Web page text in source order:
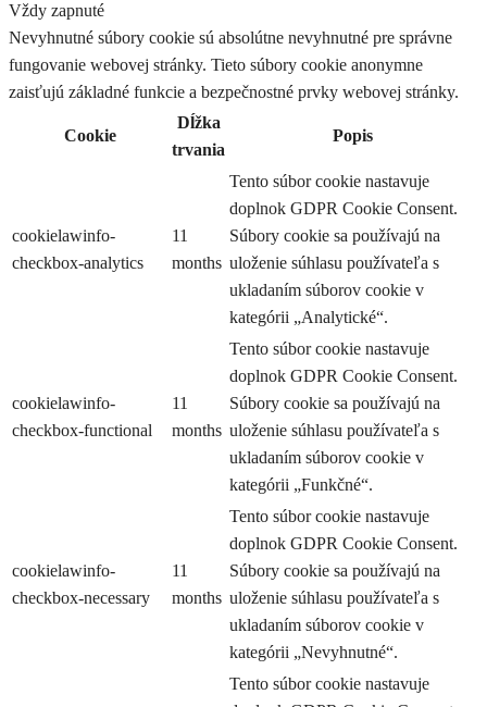
Vždy zapnuté
Nevyhnutné súbory cookie sú absolútne nevyhnutné pre správne
fungovanie webovej stránky. Tieto súbory cookie anonymne
zaisťujú základné funkcie a bezpečnostné prvky webovej stránky.
Cookie
Dĺžka
trvania
Popis
cookielawinfo-
checkbox-analytics
11
months
Tento súbor cookie nastavuje
doplnok GDPR Cookie Consent.
Súbory cookie sa používajú na
uloženie súhlasu používateľa s
ukladaním súborov cookie v
kategórii „Analytické“.
cookielawinfo-
checkbox-functional
11
months
Tento súbor cookie nastavuje
doplnok GDPR Cookie Consent.
Súbory cookie sa používajú na
uloženie súhlasu používateľa s
ukladaním súborov cookie v
kategórii „Funkčné“.
cookielawinfo-
checkbox-necessary
11
months
Tento súbor cookie nastavuje
doplnok GDPR Cookie Consent.
Súbory cookie sa používajú na
uloženie súhlasu používateľa s
ukladaním súborov cookie v
kategórii „Nevyhnutné“.
Tento súbor cookie nastavuje